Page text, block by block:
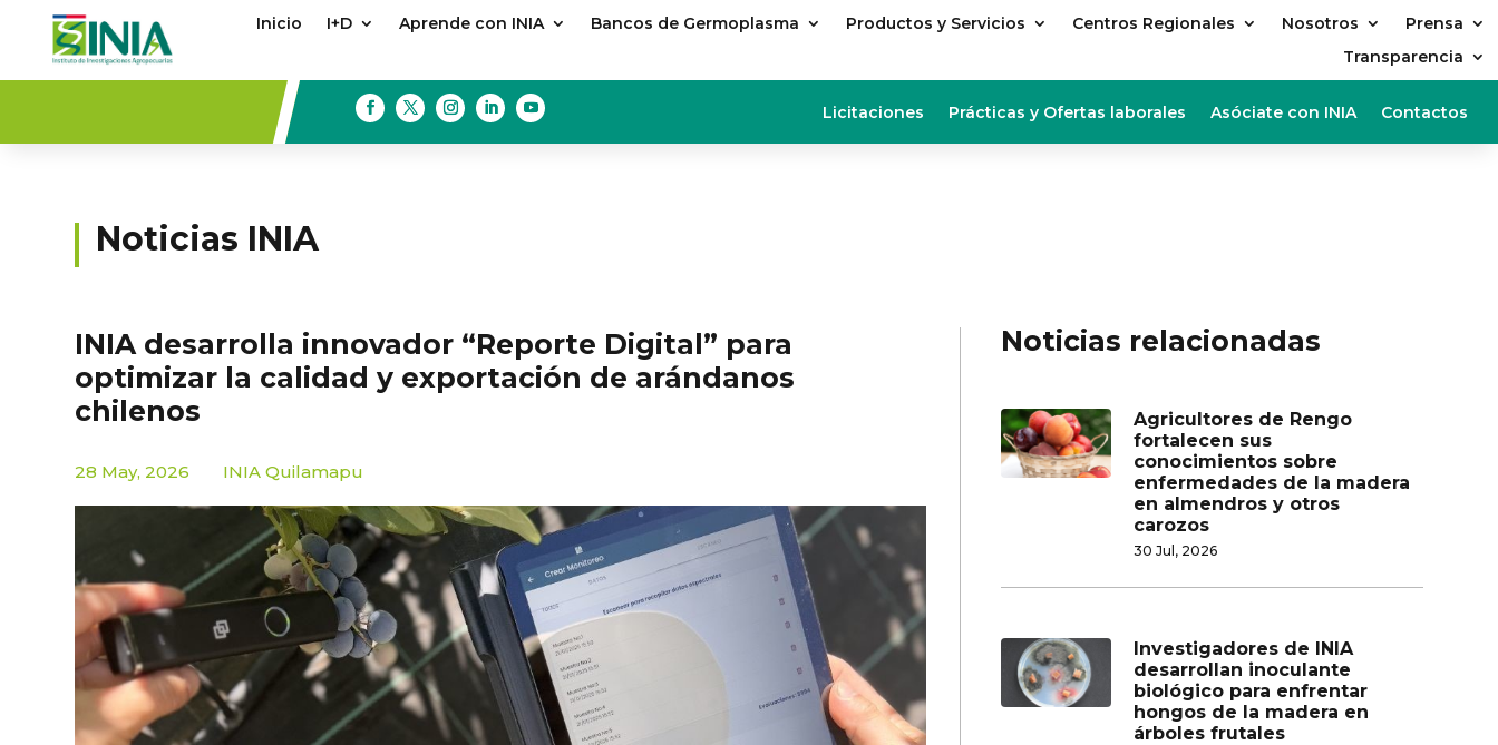
Inicio I+D Aprende con INIA Bancos de Germoplasma Productos y Servicios Centros Regionales Nosotros
Prensa
Transparencia
Licitaciones Prácticas y Ofertas laborales Asóciate con INIA Contactos
Noticias INIA
INIA desarrolla innovador “Reporte Digital” para
optimizar la calidad y exportación de arándanos
chilenos
28 May, 2026 INIA Quilamapu
Noticias relacionadas
Agricultores de Rengo
fortalecen sus
conocimientos sobre
enfermedades de la madera
en almendros y otros
carozos
30 Jul, 2026
Investigadores de INIA
desarrollan inoculante
biológico para enfrentar
hongos de la madera en
árboles frutales